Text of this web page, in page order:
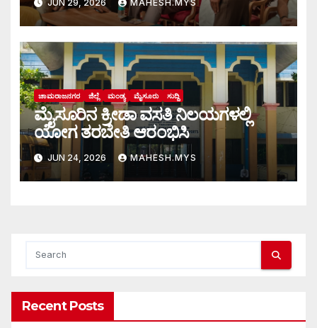
ಜಾರಕಿಹೊಳಿಗೆ ಮನವಿ ಸಲ್ಲಿಕೆ
JUN 29, 2026 MAHESH.MYS
ಚಾಮರಾಜನಗರ ಜಿಲ್ಲೆ ಮಂಡ್ಯ ಮೈಸೂರು ಸುದ್ದಿ
ಮೈಸೂರಿನ ಕ್ರೀಡಾ ವಸತಿ ನಿಲಯಗಳಲ್ಲಿ
ಯೋಗ ತರಬೇತಿ ಆರಂಭಿಸಿ
JUN 24, 2026 MAHESH.MYS
Recent Posts